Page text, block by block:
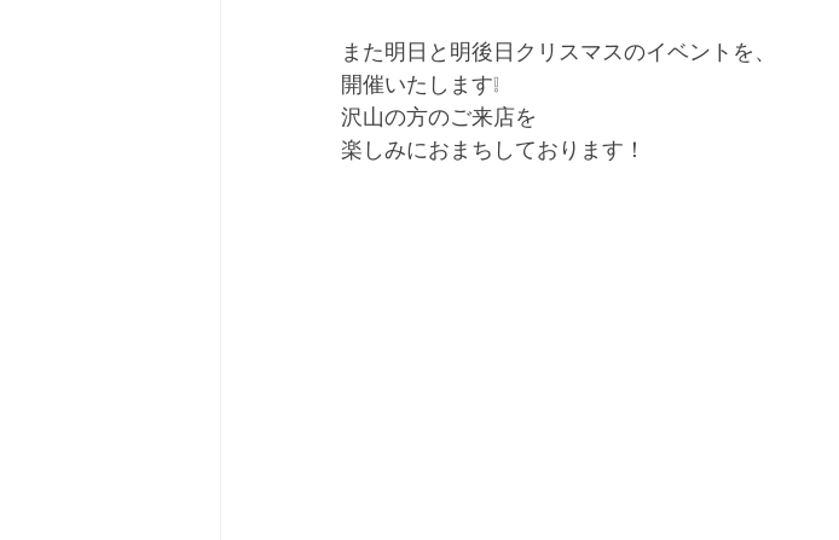
また明日と明後日クリスマスのイベントを、
開催いたします❕
沢山の方のご来店を
楽しみにおまちしております！